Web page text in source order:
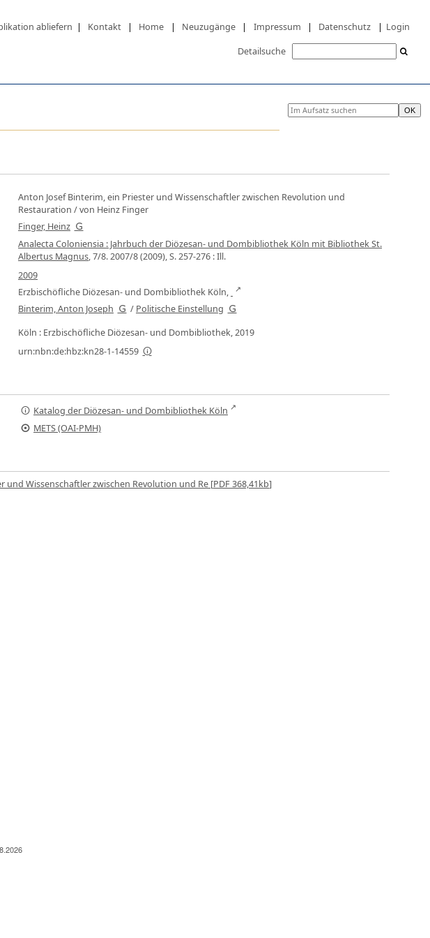
abliefern | Kontakt | Home | Neuzugänge | Impressum | Datenschutz | Login
Detailsuche
Anton Josef Binterim, ein Priester und Wissenschaftler zwischen Revolution und
Restauration / von Heinz Finger
Finger, Heinz
Analecta Coloniensia : Jahrbuch der Diözesan- und Dombibliothek Köln mit Bibliothek St.
Albertus Magnus, 7/8. 2007/8 (2009), S. 257-276 : Ill.
2009
Erzbischöfliche Diözesan- und Dombibliothek Köln,
Binterim, Anton Joseph / Politische Einstellung
Köln : Erzbischöfliche Diözesan- und Dombibliothek, 2019
urn:nbn:de:hbz:kn28-1-14559
Katalog der Diözesan- und Dombibliothek Köln
METS (OAI-PMH)
und Wissenschaftler zwischen Revolution und Re [PDF368,41kb]